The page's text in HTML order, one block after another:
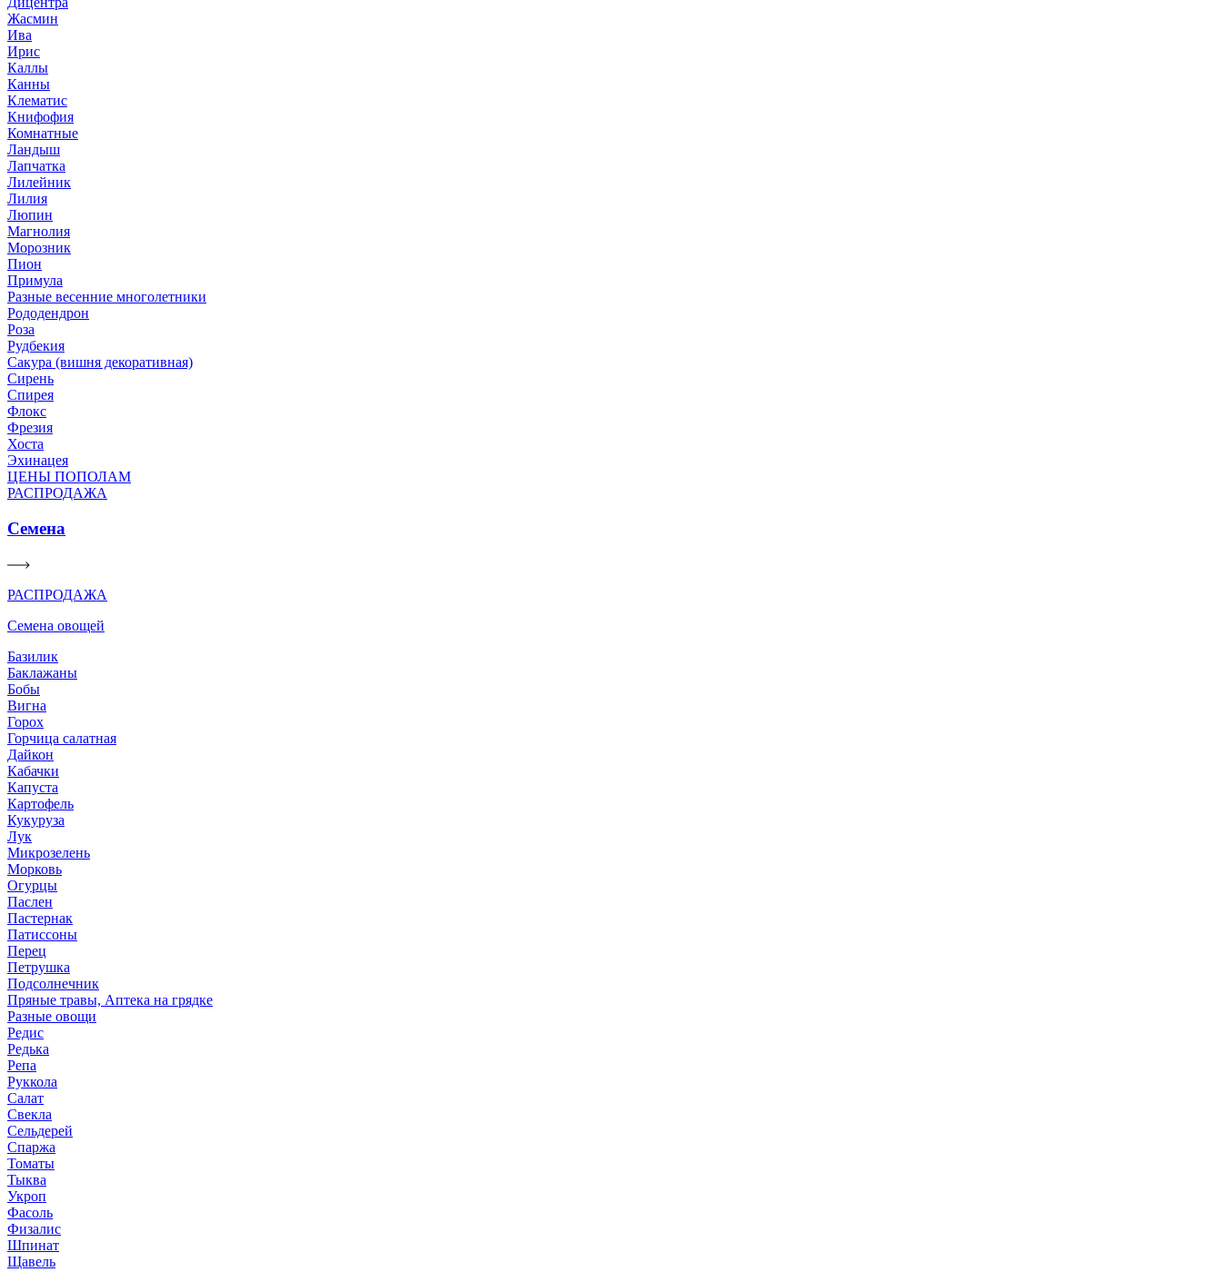
Жасмин
Ива
Ирис
Каллы
Канны
Клематис
Книфофия
Комнатные
Ландыш
Лапчатка
Лилейник
Лилия
Люпин
Магнолия
Морозник
Пион
Примула
Разные весенние многолетники
Рододендрон
Роза
Рудбекия
Сакура (вишня декоративная)
Сирень
Спирея
Флокс
Фрезия
Хоста
Эхинацея
ЦЕНЫ ПОПОЛАМ
РАСПРОДАЖА
Семена
РАСПРОДАЖА
Семена овощей
Базилик
Баклажаны
Бобы
Вигна
Горох
Горчица салатная
Дайкон
Кабачки
Капуста
Картофель
Кукуруза
Лук
Микрозелень
Морковь
Огурцы
Паслен
Пастернак
Патиссоны
Перец
Петрушка
Подсолнечник
Пряные травы, Аптека на грядке
Разные овощи
Редис
Редька
Репа
Руккола
Салат
Свекла
Сельдерей
Спаржа
Томаты
Тыква
Укроп
Фасоль
Физалис
Шпинат
Щавель